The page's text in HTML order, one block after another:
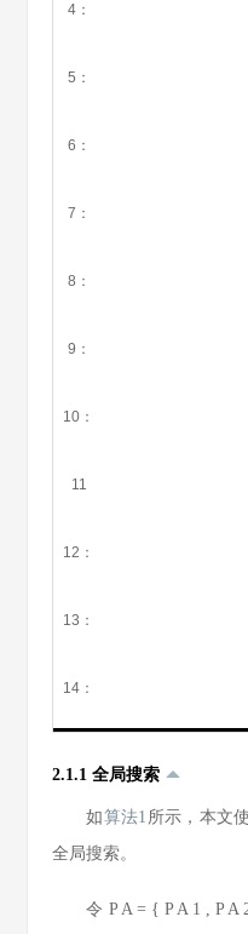
4：
5：
6：
7：
8：
9：
10：
11
12：
13：
14：
2.1.1 全局搜索
如算法1 所示，本文
全局搜索。
令 P A = { P A 1 , P A